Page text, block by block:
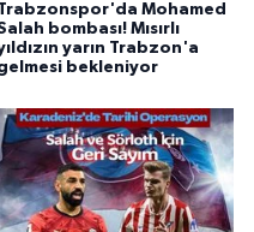
Mohamed
bombası! Mısırlı
yarın Trabzon'a
bekleniyor